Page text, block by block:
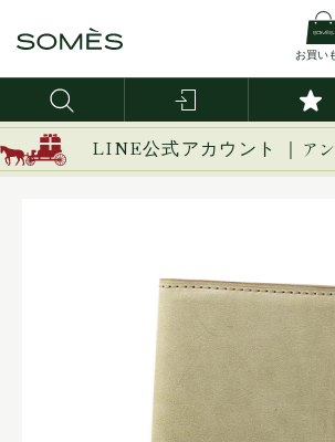
お買い
LINE公式アカウント ｜ ア